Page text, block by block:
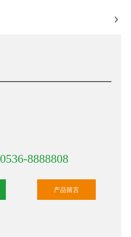
0536-8888808
产品留言